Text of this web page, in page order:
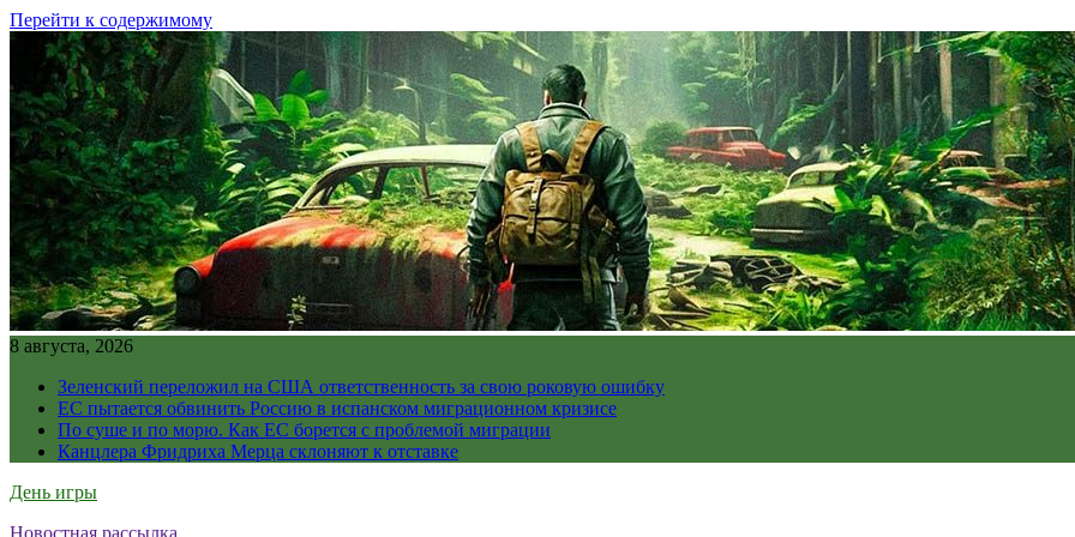
Перейти к содержимому
8 августа, 2026
Зеленский переложил на США ответственность за свою роковую ошибку
ЕС пытается обвинить Россию в испанском миграционном кризисе
По суше и по морю. Как ЕС борется с проблемой миграции
Канцлера Фридриха Мерца склоняют к отставке
День игры
Новостная рассылка